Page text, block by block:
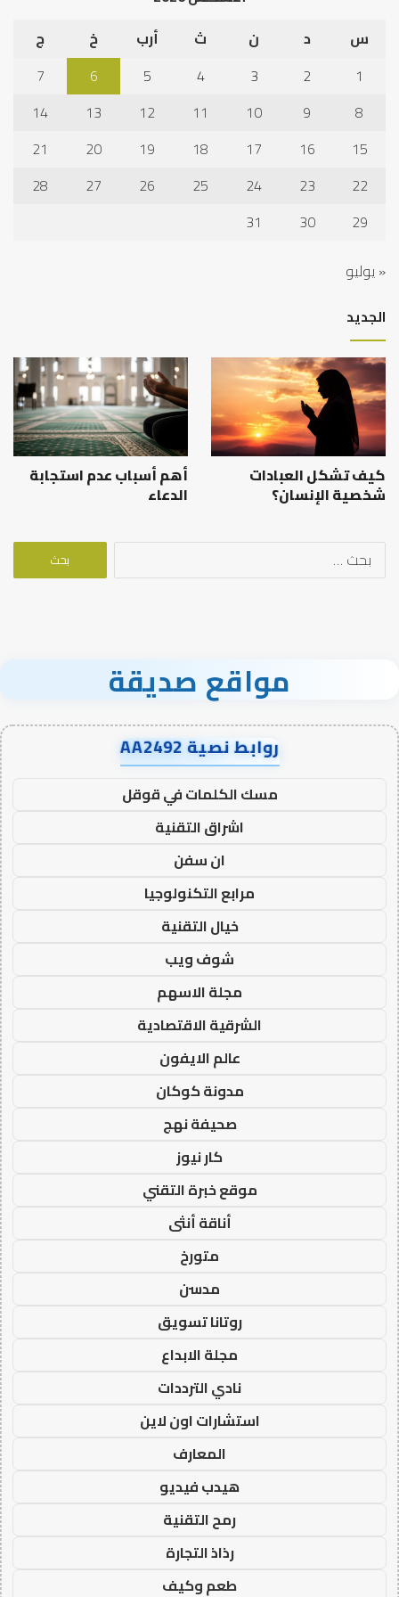
س
د ن ث أرب خ
ج
1
2
3
4
5
6
7
8
9
10
11
12
13
14
15
16
17
18
19
20
21
22
23
24
25
26
27
28
29
30
31
« يوليو
الجديد
كيف تشكل العبادات
شخصية الإنسان؟
أهم أسباب عدم استجابة
الدعاء
البحث
مواقع صديقة
روابط نصية AA2492
مسك الكلمات في قوقل
اشراق التقنية
ان سفن
مرابع التكنولوجيا
خيال التقنية
شوف ويب
مجلة الاسهم
الشرقية الاقتصادية
عالم الايفون
مدونة كوكان
صحيفة نهج
كار نيوز
موقع خبرة التقني
أناقة أنثى
متورخ
مدسن
روتانا تسويق
مجلة الابداع
نادي الترددات
استشارات اون لاين
المعارف
هيدب فيديو
رمح التقنية
رذاذ التجارة
طعم وكيف